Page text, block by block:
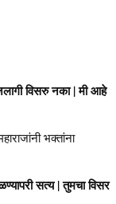
विसरु नका | मी आहे
भक्तांना
सत्य | तुमचा विसर